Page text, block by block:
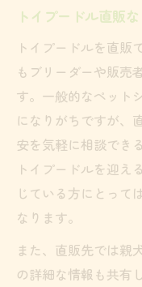
トイプードル直販
トイプードルを直販
もブリーダーや販売
す。一般的なペット
になりがちですが、
安を気軽に相談でき
トイプードルを迎え
じている方にとって
なります。
また、直販先では親
の詳細な情報も共有